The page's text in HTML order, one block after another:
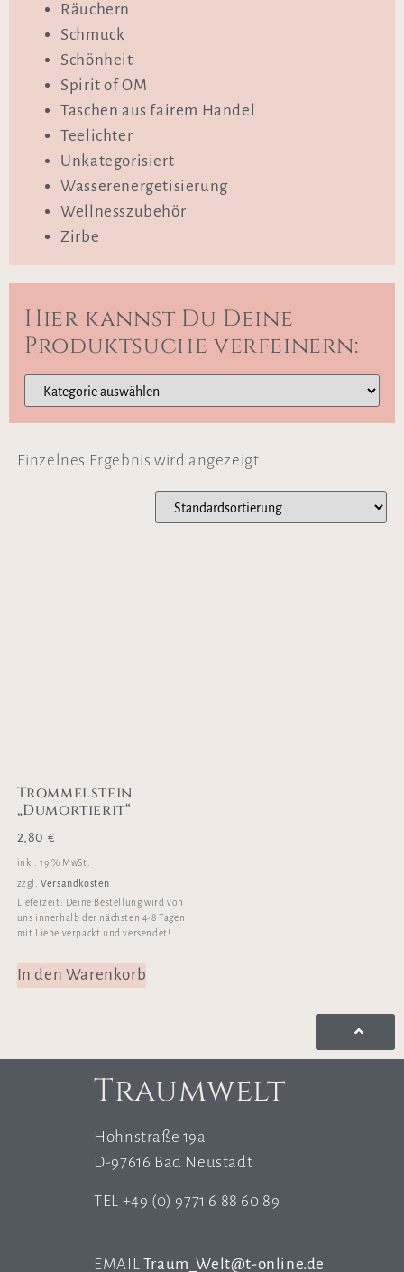
Räuchern
Schmuck
Schönheit
Spirit of OM
Taschen aus fairem Handel
Teelichter
Unkategorisiert
Wasserenergetisierung
Wellnesszubehör
Zirbe
Hier kannst Du Deine
Produktsuche verfeinern:
Einzelnes Ergebnis wird angezeigt
Trommelstein
„Dumortierit“
2,80 €
inkl. 19 % MwSt.
zzgl.Versandkosten
Lieferzeit: Deine Bestellung wird von
uns innerhalb der nächsten 4-8 Tagen
mit Liebe verpackt und versendet!
In den Warenkorb
Traumwelt
Hohnstraße 19a
D-97616 Bad Neustadt
TEL +49 (0) 9771 6 88 60 89
EMAIL Traum_Welt@t-online.de